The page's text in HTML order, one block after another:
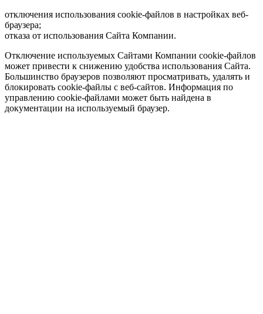
отключения использования cookie-файлов в настройках веб-
браузера;
отказа от использования Сайта Компании.
Отключение используемых Сайтами Компании cookie-файлов
может привести к снижению удобства использования Сайта.
Большинство браузеров позволяют просматривать, удалять и
блокировать cookie-файлы c веб-сайтов. Информация по
управлению cookie-файлами может быть найдена в
документации на используемый браузер.